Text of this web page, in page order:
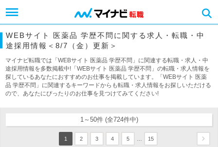
WEBサイト 医薬品 学歴不問に関する求人・転職・中
途採用情報＜8/7（金）更新＞
マイナビ転職では「WEBサイト 医薬品 学歴不問」に関連する転職・求人・中
途採用情報を多数掲載中!「WEBサイト 医薬品 学歴不問」の転職・求人情報を
探しているあなたにおすすめのお仕事を掲載しています。「WEBサイト 医薬
品 学歴不問」に関連するキーワードからも転職・求人情報をお探しいただける
ので、あなたにぴったりのお仕事を見つけてみてください!
1～50件 (全724件中)
1 2 3 4 5 15